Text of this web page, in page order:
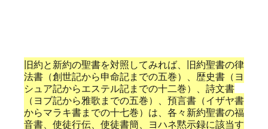
旧約と新約の聖書を対照してみれば、旧約聖書の律
法書（創世記から申命記までの五巻）、歴史書（ヨ
シュア記からエステル記までの十二巻）、詩文書
（ヨブ記から雅歌までの五巻）、預言書（イザヤ書
からマラキ書までの十七巻）は、各々新約聖書の福
音書、使徒行伝、使徒書簡、ヨハネ黙示録に該当す